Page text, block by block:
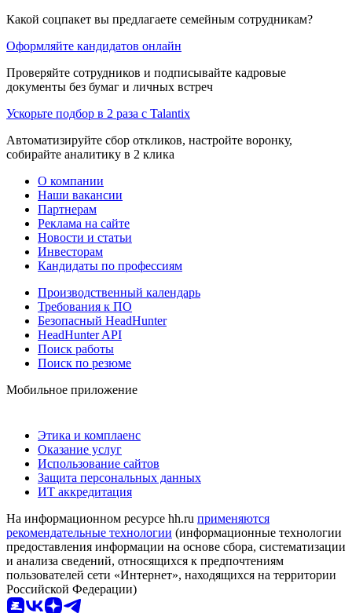
Какой соцпакет вы предлагаете семейным сотрудникам?
Оформляйте кандидатов онлайн
Проверяйте сотрудников и подписывайте кадровые
документы без бумаг и личных встреч
Ускорьте подбор в 2 раза с Talantix
Автоматизируйте сбор откликов, настройте воронку,
собирайте аналитику в 2 клика
О компании
Наши вакансии
Партнерам
Реклама на сайте
Новости и статьи
Инвесторам
Кандидаты по профессиям
Производственный календарь
Требования к ПО
Безопасный HeadHunter
HeadHunter API
Поиск работы
Поиск по резюме
Мобильное приложение
Этика и комплаенс
Оказание услуг
Использование сайтов
Защита персональных данных
ИТ аккредитация
На информационном ресурсе hh.ru применяются
рекомендательные технологии (информационные технологии
предоставления информации на основе сбора, систематизации
и анализа сведений, относящихся к предпочтениям
пользователей сети «Интернет», находящихся на территории
Российской Федерации)